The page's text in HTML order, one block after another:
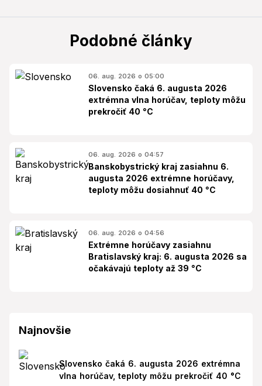
Podobné články
06. aug. 2026 o 05:00
Slovensko čaká 6. augusta 2026
extrémna vlna horúčav, teploty môžu
prekročiť 40 °C
06. aug. 2026 o 04:57
Banskobystrický kraj zasiahnu 6.
augusta 2026 extrémne horúčavy,
teploty môžu dosiahnuť 40 °C
06. aug. 2026 o 04:56
Extrémne horúčavy zasiahnu
Bratislavský kraj: 6. augusta 2026 sa
očakávajú teploty až 39 °C
Najnovšie
Slovensko čaká 6. augusta 2026 extrémna
vlna horúčav, teploty môžu prekročiť 40 °C